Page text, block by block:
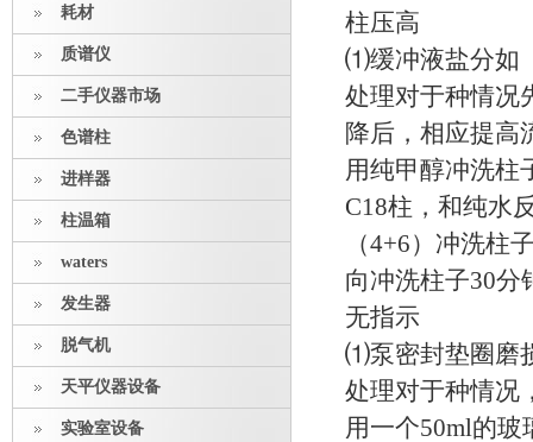
耗材
质谱仪
二手仪器市场
色谱柱
进样器
柱温箱
waters
发生器
脱气机
天平仪器设备
实验室设备
柱压高
⑴缓冲液盐分如
处理对于种情况
降后，相应提高
用纯甲醇冲洗柱
C18柱，和纯水
（4+6）冲洗柱
向冲洗柱子30分
无指示
⑴泵密封垫圈磨
处理对于种情况
用一个50ml的